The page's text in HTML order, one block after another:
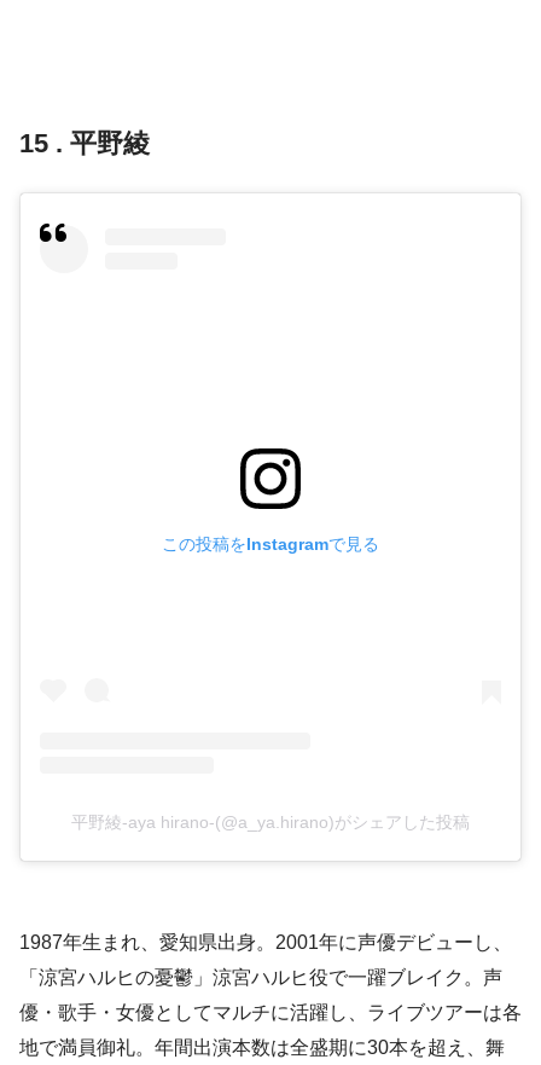
15 . 平野綾
この投稿をInstagramで見る
平野綾-aya hirano-(@a_ya.hirano)がシェアした投稿
1987年生まれ、愛知県出身。2001年に声優デビューし、
「涼宮ハルヒの憂鬱」涼宮ハルヒ役で一躍ブレイク。声
優・歌手・女優としてマルチに活躍し、ライブツアーは各
地で満員御礼。年間出演本数は全盛期に30本を超え、舞